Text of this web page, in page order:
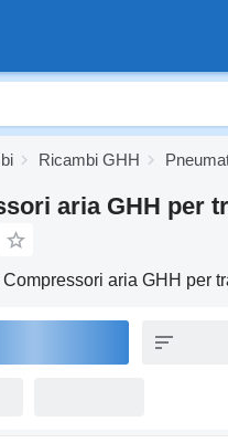
Ricambi GHH
aria GHH per
Compressori aria GHH per